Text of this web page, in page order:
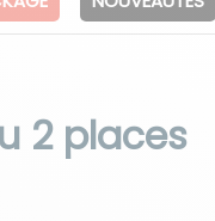
2 places